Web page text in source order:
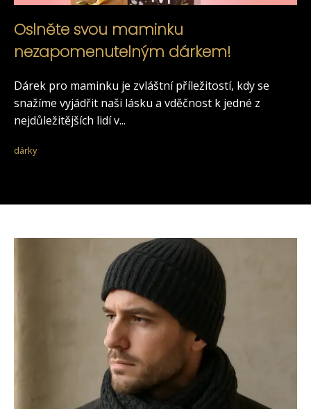
Oslněte svou maminku
nezapomenutelným dárkem!
Dárek pro maminku je zvláštní příležitostí, kdy se
snažíme vyjádřit naši lásku a vděčnost k jedné z
nejdůležitějších lidí v...
dárky